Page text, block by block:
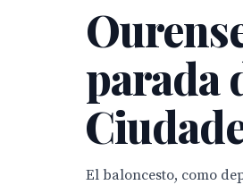
parada
El baloncesto, como